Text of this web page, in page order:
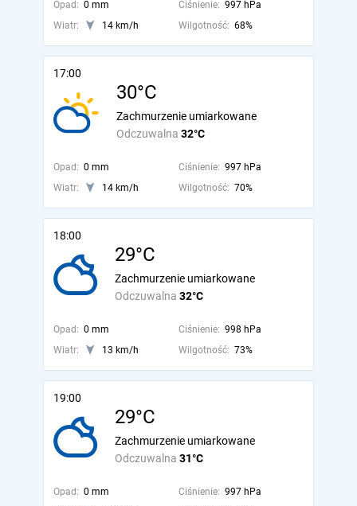
Opad: 0 mm Ciśnienie: 997 hPa
Wiatr:
14 km/h Wilgotność: 68%
17:00
30°C
Odczuwalna 32°C
Zachmurzenie umiarkowane
Opad: 0 mm Ciśnienie: 997 hPa
Wiatr:
14 km/h Wilgotność: 70%
18:00
29°C
Odczuwalna 32°C
Zachmurzenie umiarkowane
Opad: 0 mm Ciśnienie: 998 hPa
Wiatr:
13 km/h Wilgotność: 73%
19:00
29°C
Odczuwalna 31°C
Zachmurzenie umiarkowane
Opad: 0 mm Ciśnienie: 997 hPa